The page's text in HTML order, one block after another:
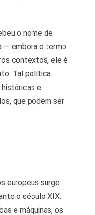
o nome de
— embora o termo
contextos, ele é
Tal política
históricas e
que podem ser
europeus surge
o século XIX.
e máquinas, os